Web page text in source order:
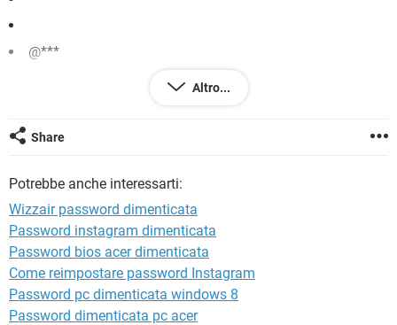
@***
Altro...
Share
Potrebbe anche interessarti:
Wizzair password dimenticata
Password instagram dimenticata
Password bios acer dimenticata
Come reimpostare password Instagram
Password pc dimenticata windows 8
Password dimenticata pc acer